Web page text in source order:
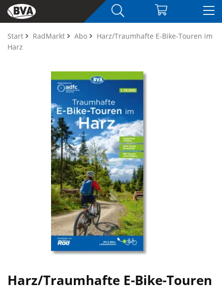
Start RadMarkt Abo
Harz/Traumhafte E-Bike-Touren im
Harz
Harz/Traumhafte E-Bike-Touren